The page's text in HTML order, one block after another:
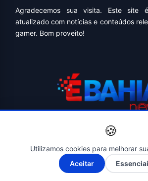
Agradecemos sua visita. Este site
atualizado com notícias e conteúdos
gamer. Bom proveito!
📰 Notícias verificadas e atualizadas
📰 Cobertura completa do Brasil, Bahia,
principais cidades da região.
📰 Compromisso com a ética, a
A- A+
🍪
Utilizamos cookies para melhorar
Aceitar